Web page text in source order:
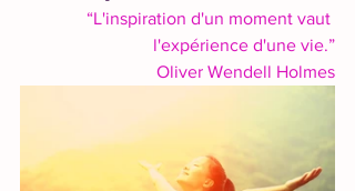
“L'inspiration d'un moment vaut
l'expérience d'une vie.”
Oliver Wendell Holmes